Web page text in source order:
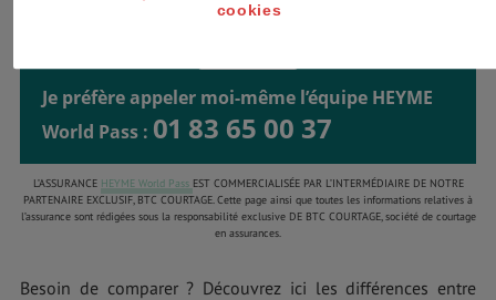
Je préfère appeler moi-même l’équipe HEYME
World Pass : 01 83 65 00 37
L’ASSURANCE HEYME World Pass EST COMMERCIALISÉE PAR L’INTERMÉDIAIRE DE NOTRE
PARTENAIRE EXCLUSIF, BTC COURTAGE. Cette page ainsi que toutes les informations relatives à
l’assurance sont rédigées sous la responsabilité exclusive DE BTC COURTAGE, société de courtage
en assurances.
Besoin de comparer ? Découvrez ici les différences entre
cookies